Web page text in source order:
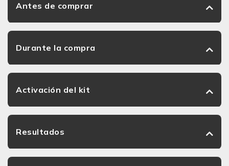
Antes de comprar
Durante la compra
Activación del kit
Resultados